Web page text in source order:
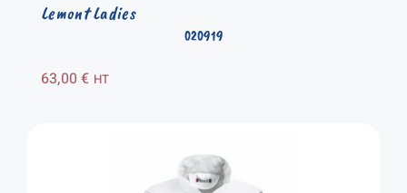
020919
Lemont Ladies
63,00€ HT